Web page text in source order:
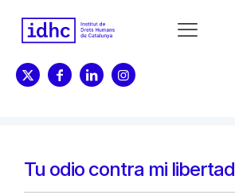
Tu odio contra mi libertad